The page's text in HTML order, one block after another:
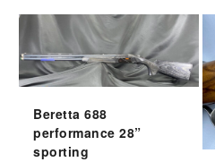
Beretta 688
performance 28”
sporting